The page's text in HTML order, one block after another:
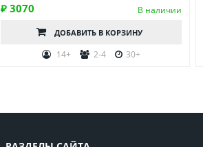
₽ 3070 В наличии
ДОБАВИТЬ В КОРЗИНУ
14+ 2-4 30+